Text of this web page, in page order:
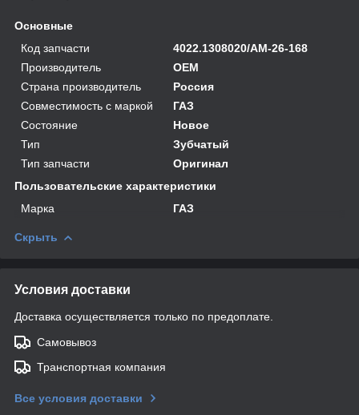
Основные
Код запчасти
4022.1308020/AM-26-168
Производитель
OEM
Страна производитель
Россия
Совместимость с маркой
ГАЗ
Состояние
Новое
Тип
Зубчатый
Тип запчасти
Оригинал
Пользовательские характеристики
Марка
ГАЗ
Скрыть
Условия доставки
Доставка осуществляется только по предоплате.
Самовывоз
Транспортная компания
Все условия доставки